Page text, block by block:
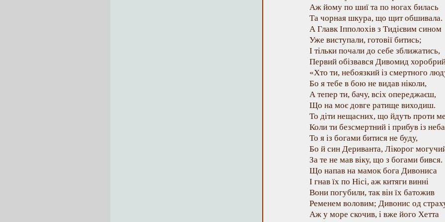
Аж йому по шиї та по ногах билась
Та чорная шкура, що щит обшивала.
А Главк Іпполохів з Тидієвим сином
Уже виступали, готовії битись;
І тільки почали до себе зближатись,
Первий обізвався Дивомид
«Хто ти, небоязкий із смертного
Бо я тебе в бою не видав ніколи,
А тепер ти, бачу, всіх опереджаєш,
Що на моє довге ратище виходиш.
То діти нещасних, що йдуть проти
Коли ти безсмертний і прибув із
То я із богами битися не буду,
Бо й син Дериванта, Лікорог
За те не мав віку, що з богами бився.
Що напав на мамок бога Дивониса
І гнав їх по Нісі, аж китяги винні
Вони погубили, так він їх батожив
Ременем воловим; Дивонис од
Аж у море скочив, і вже його Хетта